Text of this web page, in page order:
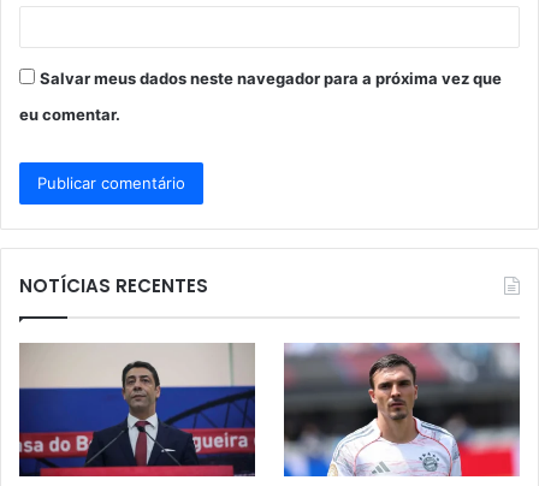
Salvar meus dados neste navegador para a próxima vez que
eu comentar.
NOTÍCIAS RECENTES